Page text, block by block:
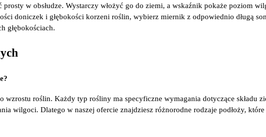
w obsłudze. Wystarczy włożyć go do ziemi, a wskaźnik pokaże poziom
doniczek i głębokości korzeni roślin, wybierz miernik z odpowiednio długą
głębokościach.
wzrostu roślin. Każdy typ rośliny ma specyficzne wymagania dotyczące składu
wilgoci. Dlatego w naszej ofercie znajdziesz różnorodne rodzaje podłoży, które